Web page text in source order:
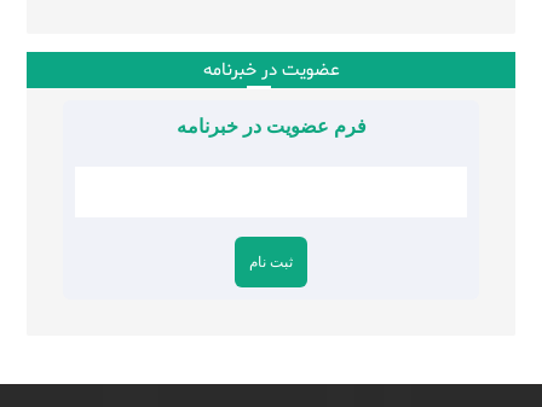
عضویت در خبرنامه
فرم عضویت در خبرنامه